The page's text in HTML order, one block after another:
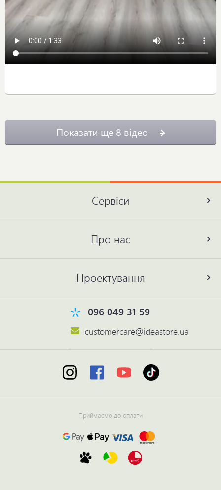
Показати ще 8 відео
Сервіси
Про нас
Проектування
096 049 31 59
customercare@ideastore.ua
Приймаємо до оплати